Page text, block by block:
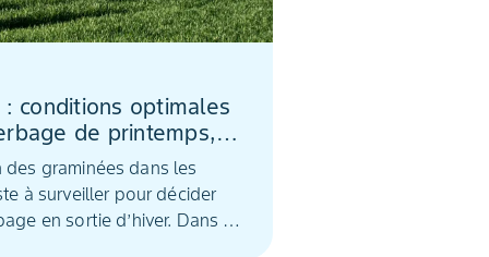
: conditions optimales
de printemps,
meilleure efficacité
des graminées dans les
à surveiller pour décider
en sortie d’hiver. Dans un